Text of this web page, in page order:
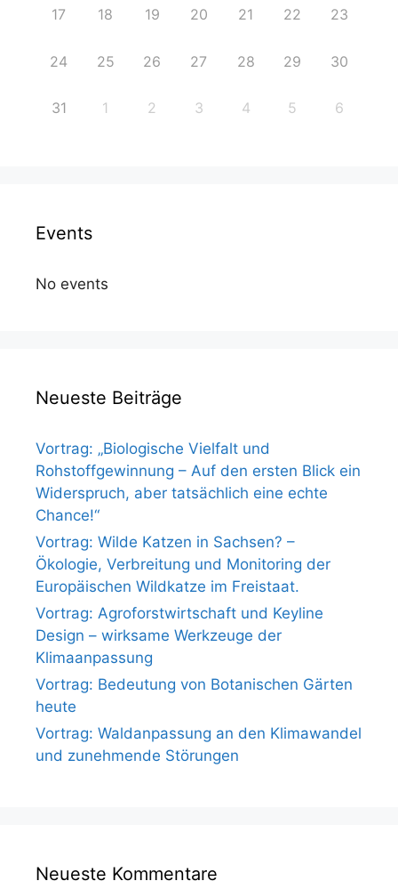
17 18 19 20 21 22 23
24 25 26 27 28 29 30
31 1 2 3 4 5 6
Events
No events
Neueste Beiträge
Vortrag: „Biologische Vielfalt und
Rohstoffgewinnung – Auf den ersten Blick ein
Widerspruch, aber tatsächlich eine echte
Chance!“
Vortrag: Wilde Katzen in Sachsen? –
Ökologie, Verbreitung und Monitoring der
Europäischen Wildkatze im Freistaat.
Vortrag: Agroforstwirtschaft und Keyline
Design – wirksame Werkzeuge der
Klimaanpassung
Vortrag: Bedeutung von Botanischen Gärten
heute
Vortrag: Waldanpassung an den Klimawandel
und zunehmende Störungen
Neueste Kommentare